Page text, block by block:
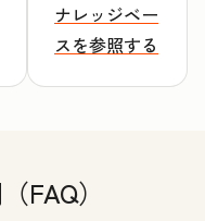
ナレッジベー
スを参照する
FAQ）